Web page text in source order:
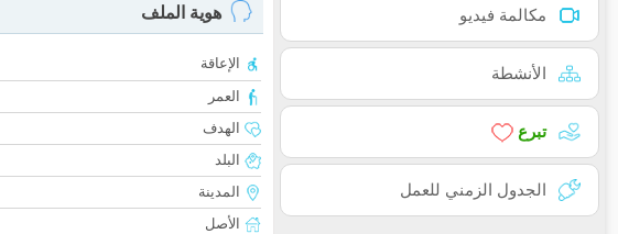
مكالمة فيديو
الأنشطة
تبرع
الجدول الزمني للعمل
هوية الملف
الإعاقة
العمر
الهدف
البلد
المدينة
الأصل